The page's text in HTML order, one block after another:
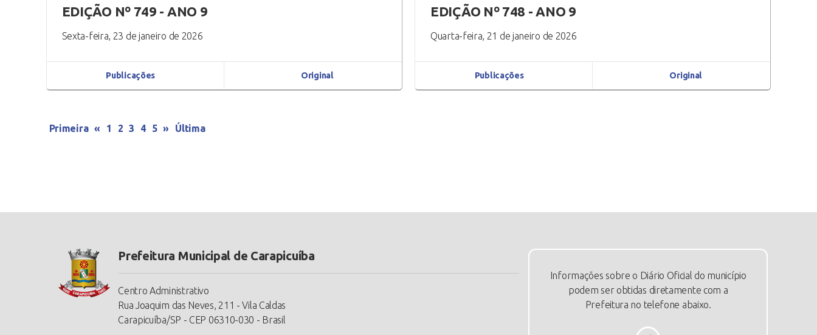
EDIÇÃO Nº 749 - ANO 9
Sexta-feira, 23 de janeiro de 2026
Publicações Original
EDIÇÃO Nº 748 - ANO 9
Quarta-feira, 21 de janeiro de 2026
Publicações Original
Primeira « 1 2 3 4 5 » Última
Prefeitura Municipal de Carapicuíba
Centro Administrativo
Rua Joaquim das Neves, 211 - Vila Caldas
Carapicuíba/SP - CEP 06310-030 - Brasil
Informações sobre o Diário Oficial do município
podem ser obtidas diretamente com a
Prefeitura no telefone abaixo.